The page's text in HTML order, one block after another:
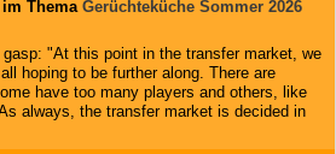
im Thema Gerüchteküche Sommer 2026
"At this point in the transfer market, we
hoping to be further along. There are
have too many players and others, like
always, the transfer market is decided in